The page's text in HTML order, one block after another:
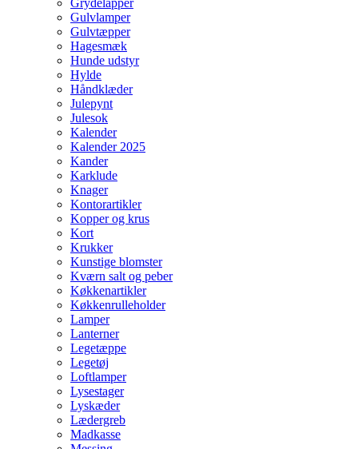
Grydelapper
Gulvlamper
Gulvtæpper
Hagesmæk
Hunde udstyr
Hylde
Håndklæder
Julepynt
Julesok
Kalender
Kalender 2025
Kander
Karklude
Knager
Kontorartikler
Kopper og krus
Kort
Krukker
Kunstige blomster
Kværn salt og peber
Køkkenartikler
Køkkenrulleholder
Lamper
Lanterner
Legetæppe
Legetøj
Loftlamper
Lysestager
Lyskæder
Lædergreb
Madkasse